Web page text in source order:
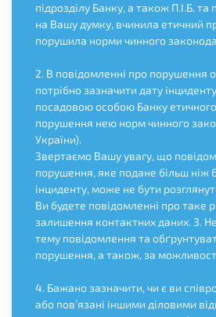
підрозділу Банку, а також П.І.Б. та
на Вашу думку, вчинила етичний
порушила норми чинного
2. В повідомленні про порушення
потрібно зазначити дату
посадовою особою Банку
порушення нею норм чинного
України).
Звертаємо Вашу увагу, що
порушення, яке подане більш ніж 6
інциденту, може не бути
Ви будете повідомленні про таке
залишення контактних даних. 3.
тему повідомлення та
порушення, а також, за
4. Бажано зазначити, чи є ви
або пов’язані іншими діловими